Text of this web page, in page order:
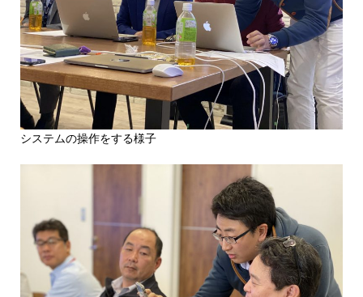
システムの操作をする様子